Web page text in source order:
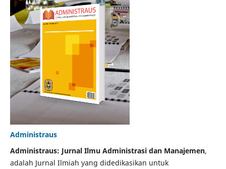
Administraus
Administraus: Jurnal Ilmu Administrasi dan Manajemen,
adalah Jurnal Ilmiah yang didedikasikan untuk